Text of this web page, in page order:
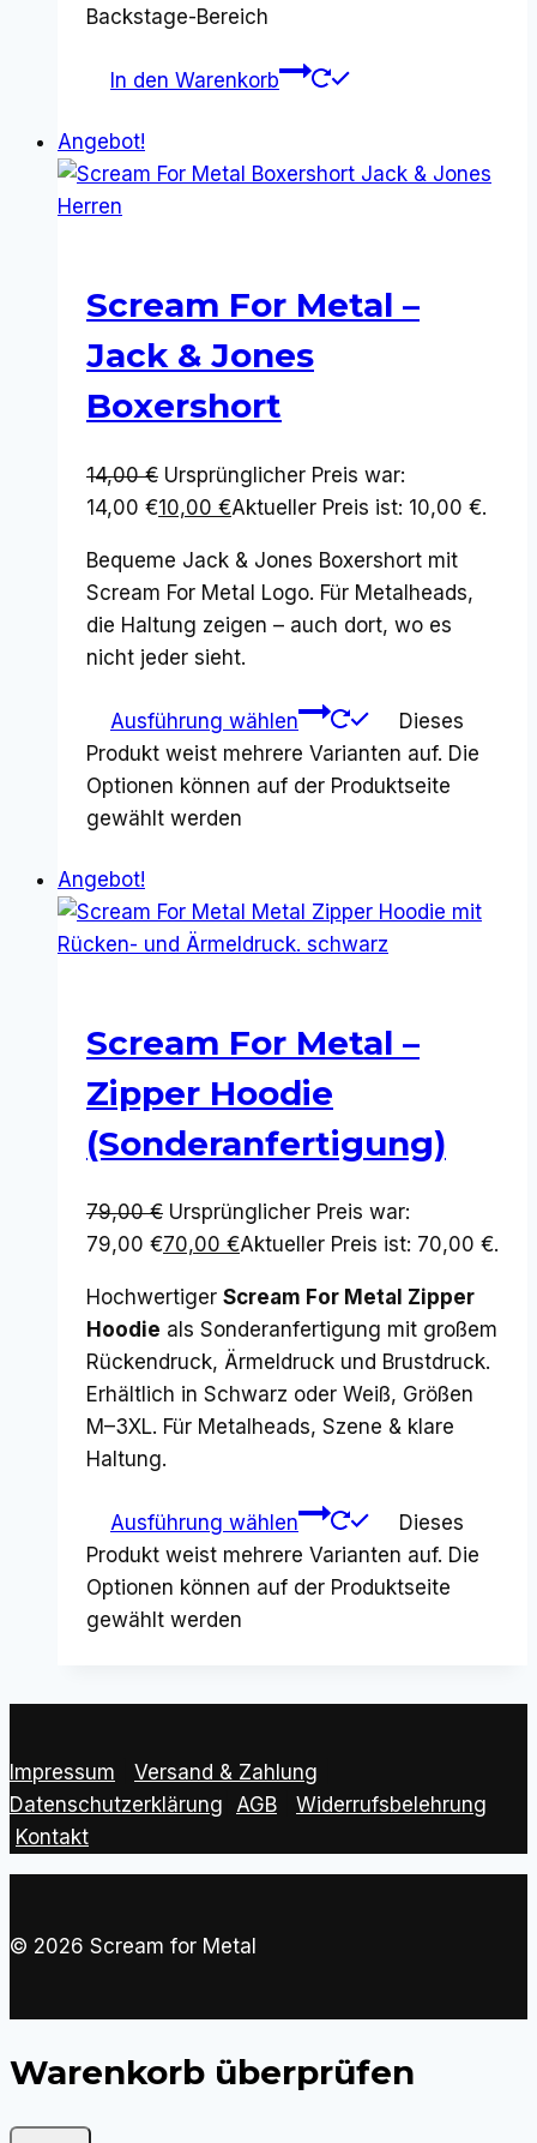
Backstage-Bereich
In den Warenkorb
Angebot!
Scream For Metal –
Jack & Jones
Boxershort
14,00€ Ursprünglicher Preis war:
14,00 €10,00 €Aktueller Preis ist: 10,00 €.
Bequeme Jack & Jones Boxershort mit
Scream For Metal Logo. Für Metalheads,
die Haltung zeigen – auch dort, wo es
nicht jeder sieht.
Ausführung wählen
Dieses
Produkt weist mehrere Varianten auf. Die
Optionen können auf der Produktseite
gewählt werden
Angebot!
Scream For Metal –
Zipper Hoodie
(Sonderanfertigung)
79,00€ Ursprünglicher Preis war:
79,00 €70,00 €Aktueller Preis ist: 70,00 €.
Hochwertiger Scream For Metal Zipper
Hoodie als Sonderanfertigung mit großem
Rückendruck, Ärmeldruck und Brustdruck.
Erhältlich in Schwarz oder Weiß, Größen
M–3XL. Für Metalheads, Szene & klare
Haltung.
Ausführung wählen
Dieses
Produkt weist mehrere Varianten auf. Die
Optionen können auf der Produktseite
gewählt werden
Impressum Versand & Zahlung
Datenschutzerklärung
AGB
Widerrufsbelehrung
Kontakt
© 2026 Scream for Metal
Warenkorb überprüfen